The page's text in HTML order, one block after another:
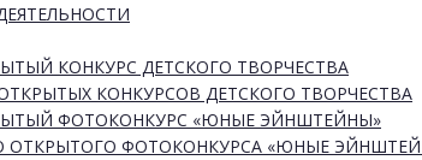
КОНКУРС ДЕТСКОГО ТВОРЧЕСТВА
КОНКУРСОВ ДЕТСКОГО ТВОРЧЕСТВА
ФОТОКОНКУРС «ЮНЫЕ ЭЙНШТЕЙНЫ»
ОТКРЫТОГО ФОТОКОНКУРСА «ЮНЫЕ